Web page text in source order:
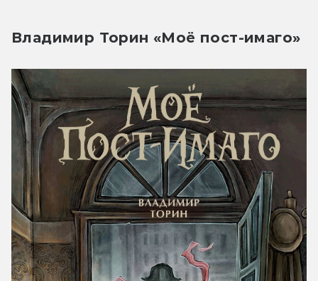
Владимир Торин «Моё пост-имаго»